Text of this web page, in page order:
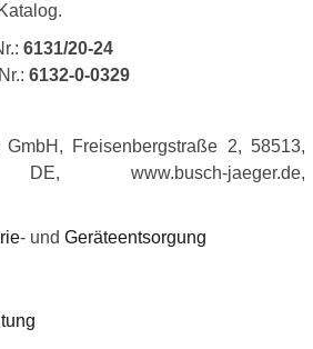
6131/20-24
6132-0-0329
GmbH, Freisenbergstraße 2, 58513,
DE, www.busch-jaeger.de,
- und Geräteentsorgung